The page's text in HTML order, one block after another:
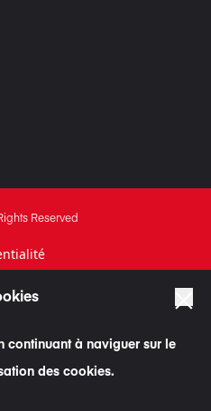
continuant à naviguer sur le
des cookies.
Reserved
et le trafic des